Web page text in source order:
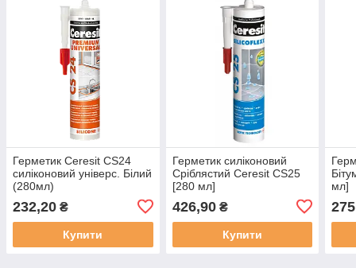
Герметик Ceresit CS24
силіконовий універс. Білий
(280мл)
232,20 ₴
Купити
Герметик силіконовий
Сріблястий Ceresit CS25
[280 мл]
426,90₴
Купити
мл]